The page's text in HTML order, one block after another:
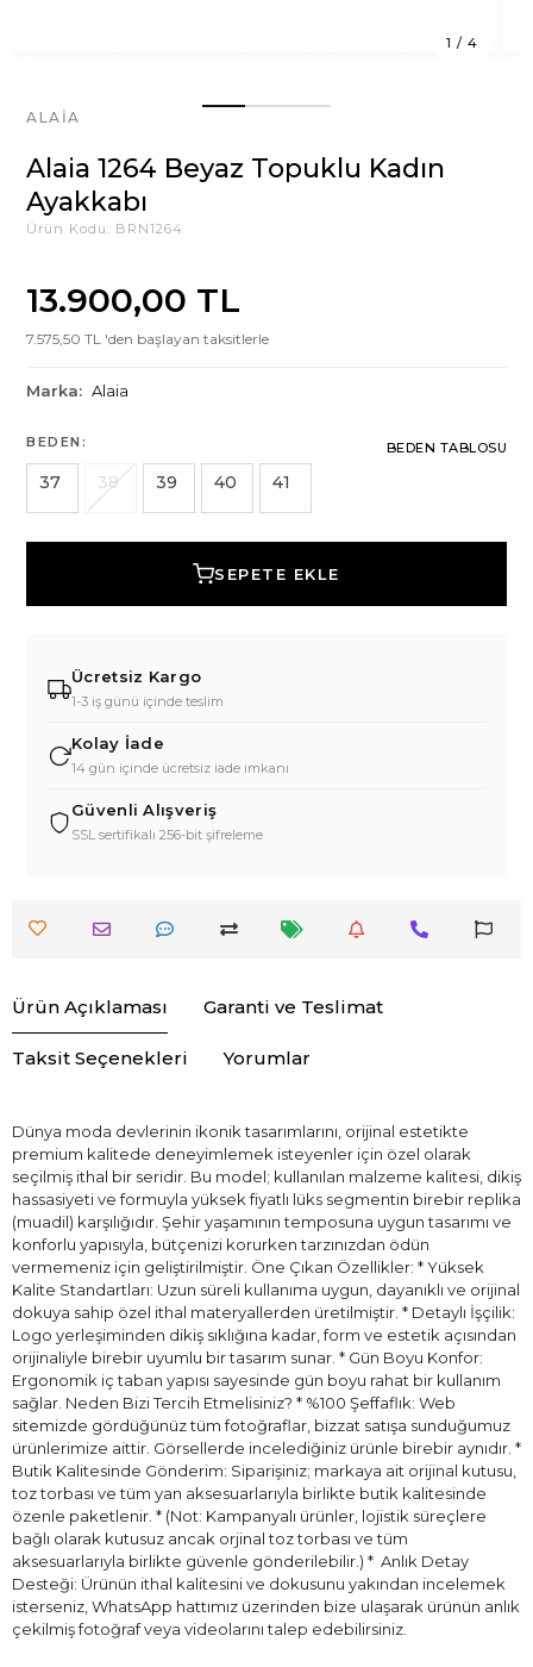
1 / 4
ALAIA
Alaia 1264 Beyaz Topuklu Kadın
Ayakkabı
Ürün Kodu: BRN1264
13.900,00 TL
7.575,50 TL 'den başlayan taksitlerle
Marka: Alaia
BEDEN: BEDEN TABLOSU
37 38 39 40 41
SEPETE EKLE
Ücretsiz Kargo
1-3 iş günü içinde teslim
Kolay İade
14 gün içinde ücretsiz iade imkanı
Güvenli Alışveriş
SSL sertifikalı 256-bit şifreleme
Ürün Açıklaması Garanti ve Teslimat
Taksit Seçenekleri Yorumlar
Dünya moda devlerinin ikonik tasarımlarını, orijinal estetikte
premium kalitede deneyimlemek isteyenler için özel olarak
seçilmiş ithal bir seridir. Bu model; kullanılan malzeme kalitesi, dikiş
hassasiyeti ve formuyla yüksek fiyatlı lüks segmentin birebir replika
(muadil) karşılığıdır. Şehir yaşamının temposuna uygun tasarımı ve
konforlu yapısıyla, bütçenizi korurken tarzınızdan ödün
vermemeniz için geliştirilmiştir. Öne Çıkan Özellikler: * Yüksek
Kalite Standartları: Uzun süreli kullanıma uygun, dayanıklı ve orijinal
dokuya sahip özel ithal materyallerden üretilmiştir. * Detaylı İşçilik:
Logo yerleşiminden dikiş sıklığına kadar, form ve estetik açısından
orijinaliyle birebir uyumlu bir tasarım sunar. * Gün Boyu Konfor:
Ergonomik iç taban yapısı sayesinde gün boyu rahat bir kullanım
sağlar. Neden Bizi Tercih Etmelisiniz? * %100 Şeffaflık: Web
sitemizde gördüğünüz tüm fotoğraflar, bizzat satışa sunduğumuz
ürünlerimize aittir. Görsellerde incelediğiniz ürünle birebir aynıdır. *
Butik Kalitesinde Gönderim: Siparişiniz; markaya ait orijinal kutusu,
toz torbası ve tüm yan aksesuarlarıyla birlikte butik kalitesinde
özenle paketlenir. * (Not: Kampanyalı ürünler, lojistik süreçlere
bağlı olarak kutusuz ancak orjinal toz torbası ve tüm
aksesuarlarıyla birlikte güvenle gönderilebilir.) * ⁠ Anlık Detay
Desteği: Ürünün ithal kalitesini ve dokusunu yakından incelemek
isterseniz, WhatsApp hattımız üzerinden bize ulaşarak ürünün anlık
çekilmiş fotoğraf veya videolarını talep edebilirsiniz.